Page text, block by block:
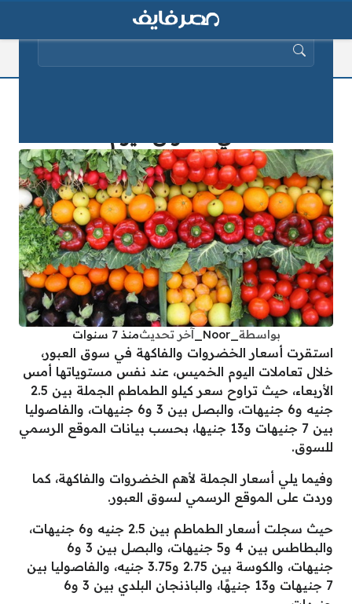
بواسطة _Noor_ آخر تحديثمنذ 7 سنوات
استقرت أسعار الخضروات والفاكهة في سوق العبور،
خلال تعاملات اليوم الخميس، عند نفس مستوياتها أمس
الأربعاء، حيث تراوح سعر كيلو الطماطم الجملة بين 2.5
جنيه و6 جنيهات، والبصل بين 3 و6 جنيهات، والفاصوليا
بين 7 جنيهات و13 جنيها، بحسب بيانات الموقع الرسمي
للسوق.
وفيما يلي أسعار الجملة لأهم الخضروات والفاكهة، كما
وردت على الموقع الرسمي لسوق العبور.
حيث سجلت أسعار الطماطم بين 2.5 جنيه و6 جنيهات،
والبطاطس بين 4 و5 جنيهات، والبصل بين 3 و6
جنيهات، والكوسة بين 2.75 و3.75 جنيه، والفاصوليا بين
7 جنيهات و13 جنيهًا، والباذنجان البلدي بين 3 و6
البحث عن: